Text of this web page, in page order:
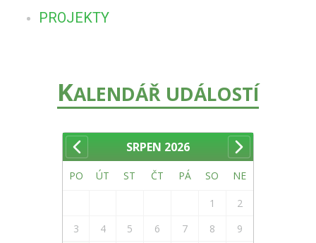
PROJEKTY
KALENDÁŘ UDÁLOSTÍ
SRPEN 2026
PO ÚT ST ČT PÁ SO NE
1
2
3
4 5 6 7 8
9